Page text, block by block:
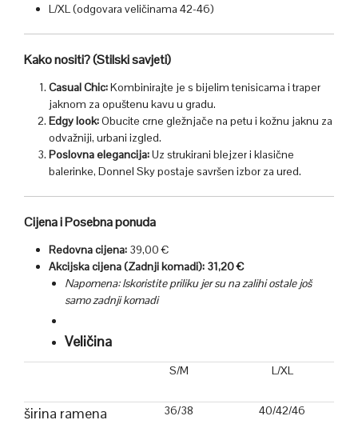
L/XL (odgovara veličinama 42-46)
Kako nositi? (Stilski savjeti)
Casual Chic:Kombinirajte je s bijelim tenisicama i traper
jaknom za opuštenu kavu u gradu.
Edgy look:Obucite crne gležnjače na petu i kožnu jaknu za
odvažniji, urbani izgled.
Poslovna elegancija:Uz strukirani blejzer i klasične
balerinke, Donnel Sky postaje savršen izbor za ured.
Cijena i Posebna ponuda
Redovna cijena:39,00 €
Akcijska cijena (Zadnji komadi): 31,20 €
Napomena: Iskoristite priliku jer su na zalihi ostale još
samo zadnji komadi
Veličina
S/M L/XL
širina ramena 36/38 40/42/46